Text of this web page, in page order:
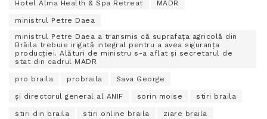
Hotel Alma Health & Spa Retreat MADR
ministrul Petre Daea
ministrul Petre Daea a transmis că suprafața agricolă din
Brăila trebuie irigată integral pentru a avea siguranța
producției. Alături de ministru s-a aflat și secretarul de
stat din cadrul MADR
pro braila probraila Sava George
și directorul general al ANIF sorin moise stiri braila
stiri din braila stiri online braila ziare braila